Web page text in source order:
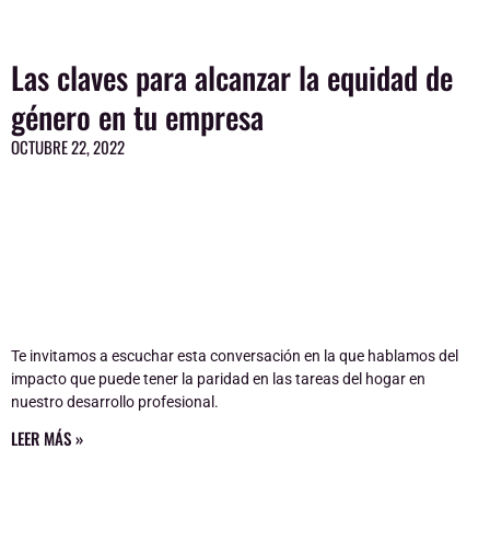
Las claves para alcanzar la equidad de
género en tu empresa
OCTUBRE 22, 2022
Te invitamos a escuchar esta conversación en la que hablamos del
impacto que puede tener la paridad en las tareas del hogar en
nuestro desarrollo profesional.
LEER MÁS »